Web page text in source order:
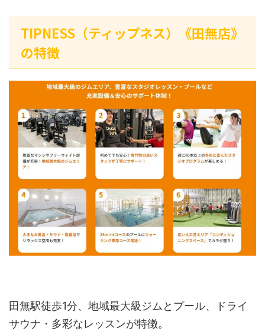
TIPNESS（ティップネス）《田無店》
の特徴
田無駅徒歩1分、地域最大級ジムとプール、ドライ
サウナ・多彩なレッスンが特徴。